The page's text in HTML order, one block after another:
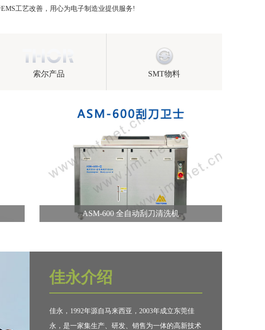
工艺改善，用心为电子制造业提供服务!
索尔产品 SMT物料
ASM-600 全自动刮刀清洗机
ASM-600 全自动刮刀清洗机
佳永介绍
佳永，1992年源自马来西亚，2003年成立东莞佳
永，是一家集生产、研发、销售为一体的高新技术